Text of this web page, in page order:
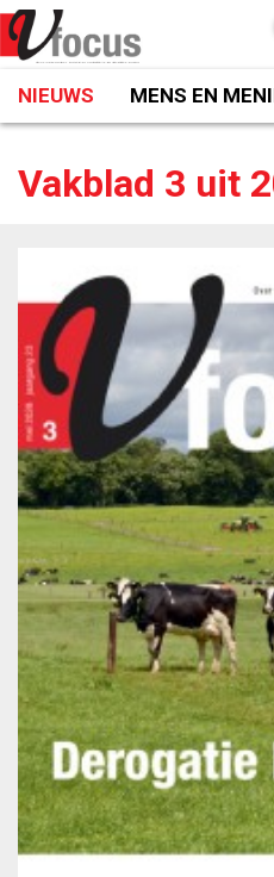
Spring
naar
inhoud
NIEUWS MENS EN
Vakblad 3 uit